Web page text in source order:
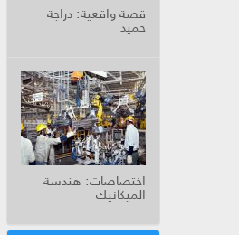
قصة واقعية: دراجة
حميد
اختصاصات: هندسة
الميكانيك